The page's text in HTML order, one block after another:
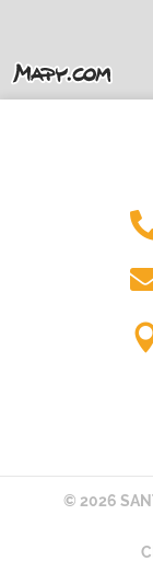
© 2026